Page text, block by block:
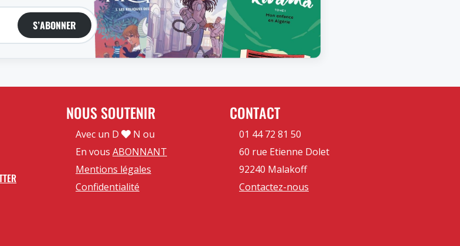
S’ABONNER
NOUS SOUTENIR
Avec un D
N ou
En vous ABONNANT
Mentions légales
Confidentialité
CONTACT
01 44 72 81 50
60 rue Etienne Dolet
92240 Malakoff
Contactez-nous